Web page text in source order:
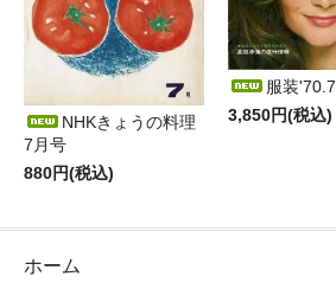
NHKきょうの料理
7月号
880円(税込)
服装'70.7
3,850円(税込)
ホーム